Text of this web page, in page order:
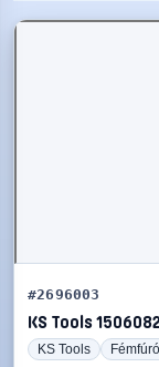
#2696003
KS Tools
KS Tools Fémfúró